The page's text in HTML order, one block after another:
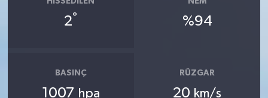
2° %94
BASINÇ
1007 hpa
RÜZGAR
20 km/s